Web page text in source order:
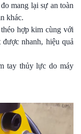
mang lại sự an toàn
khác.
hợp kim cùng với
nhanh, hiệu quả
tay thủy lực do máy